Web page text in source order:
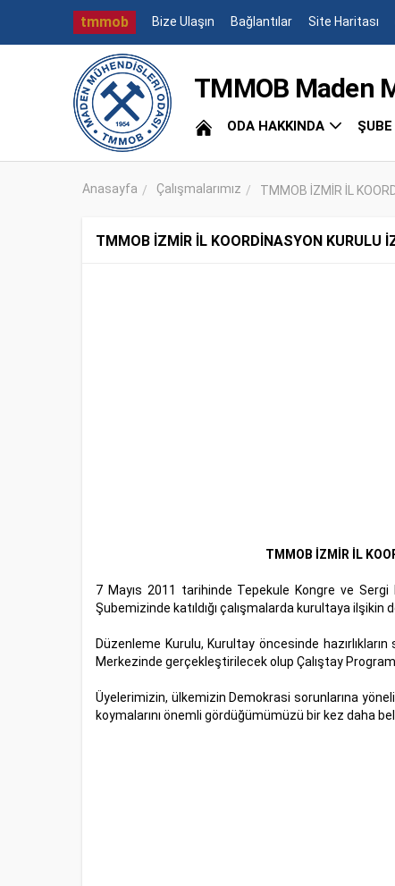
tmmob Bize Ulaşın Bağlantılar Site Haritası
TMMOB Maden
ODA HAKKINDA
Anasayfa Çalışmalarımız TMMOB İZMİR İL
TMMOB İZMİR İL KOORDİNASYON KURULU
TMMOB İZMİR İL
7 Mayıs 2011 tarihinde Tepekule Kongre ve
Şubemizinde katıldığı çalışmalarda kurultaya ilşikin
Düzenleme Kurulu, Kurultay öncesinde
Merkezinde gerçekleştirilecek olup Çalıştay
Üyelerimizin, ülkemizin Demokrasi sorunlarına
koymalarını önemli gördüğümümüzü bir kez daha